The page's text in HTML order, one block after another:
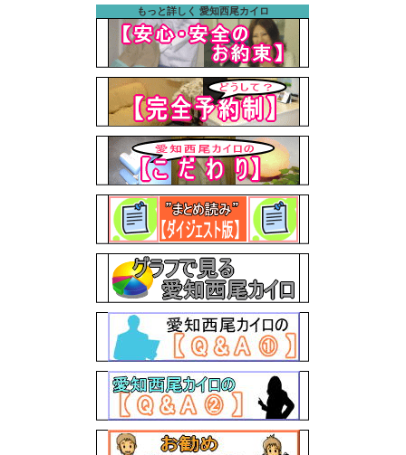
もっと詳しく 愛知西尾カイロ